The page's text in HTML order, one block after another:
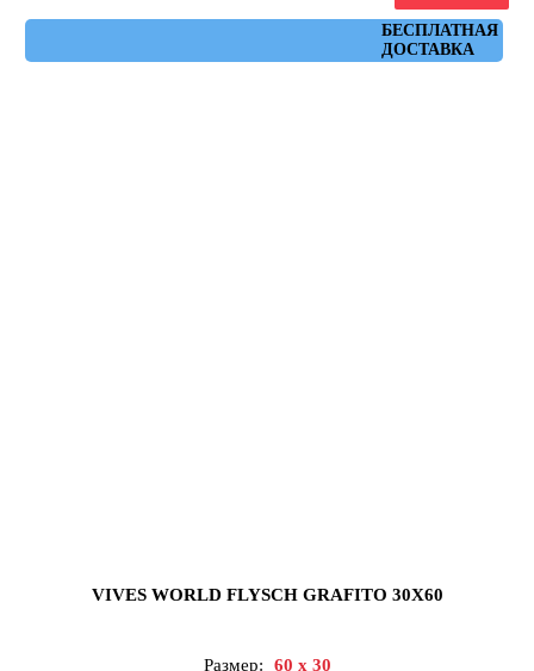
БЕСПЛАТНАЯ
ДОСТАВКА
VIVES WORLD FLYSCH GRAFITO 30X60
Размер: 60 x 30